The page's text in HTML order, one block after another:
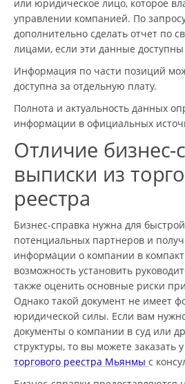
или юридическое лицо, которое
управлении компанией. По
дополнительно сделать отчет по
лицами, если эти данные
Информация по части позиций
доступна за отдельную плату.
Полнота и актуальность данных
информации в официальных
Отличие бизнес-
выписки из
реестра
Бизнес-справка нужна для
потенциальных партнеров и
информации о компании в
возможность установить
также оценить основные риски
Однако такой документ не имеет
юридической силы. Если вам
документы о компании в суд или
структуры, то вы можете заказать
торгового реестра Мьянмы с